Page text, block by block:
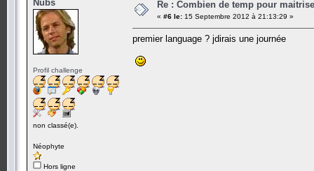
Nubs
Profil challenge
non classé(e).
Néophyte
Hors ligne
Re : Combien de temp pour
« #6 le: 15 Septembre 2012 à 21:13:29 »
premier language ? jdirais une journée